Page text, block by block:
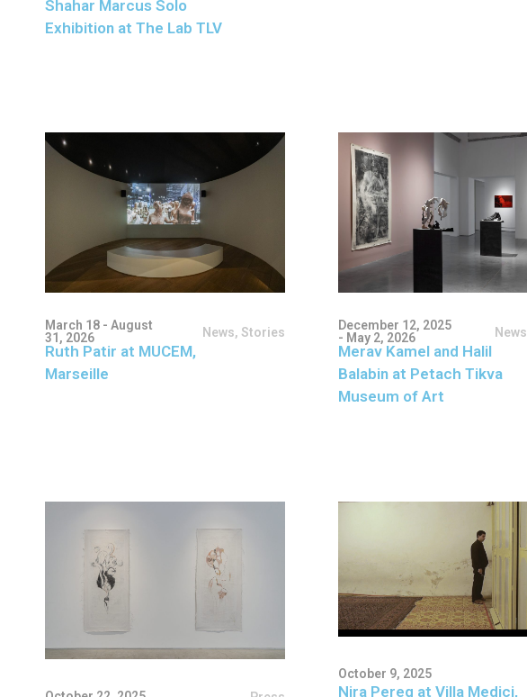
Shahar Marcus Solo
Exhibition at The Lab TLV
March 18 - August
31, 2026
News, Stories
Ruth Patir at MUCEM,
Marseille
December 12, 2025
- May 2, 2026
News
Merav Kamel and Halil
Balabin at Petach Tikva
Museum of Art
October 9, 2025
Nira Pereg at Villa Medici,